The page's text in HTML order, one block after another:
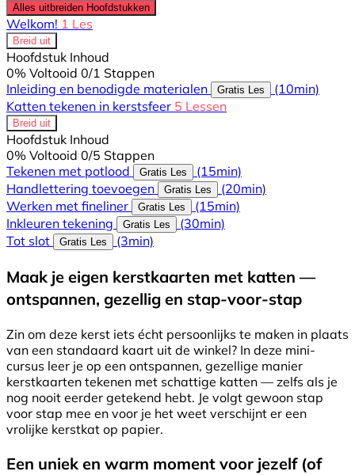
Alles uitbreiden Hoofdstukken
Welkom! 1 Les
Breid uit
Hoofdstuk Inhoud
0% Voltooid 0/1 Stappen
Inleiding en benodigde materialen
Gratis Les
(10min)
Katten tekenen in kerstsfeer 5 Lessen
Breid uit
Hoofdstuk Inhoud
0% Voltooid 0/5 Stappen
Tekenen met potlood
Gratis Les
(15min)
Handlettering toevoegen
Gratis Les
(20min)
Werken met fineliner
Gratis Les
(15min)
Inkleuren tekening
Gratis Les
(30min)
Tot slot
Gratis Les (3min)
Maak je eigen kerstkaarten met katten —
ontspannen, gezellig en stap-voor-stap
Zin om deze kerst iets écht persoonlijks te maken in plaats
van een standaard kaart uit de winkel? In deze mini-
cursus leer je op een ontspannen, gezellige manier
kerstkaarten tekenen met schattige katten — zelfs als je
nog nooit eerder getekend hebt. Je volgt gewoon stap
voor stap mee en voor je het weet verschijnt er een
vrolijke kerstkat op papier.
Een uniek en warm moment voor jezelf (of